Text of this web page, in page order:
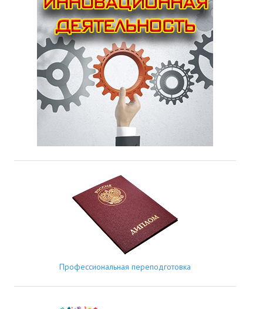
Профессиональная переподготовка